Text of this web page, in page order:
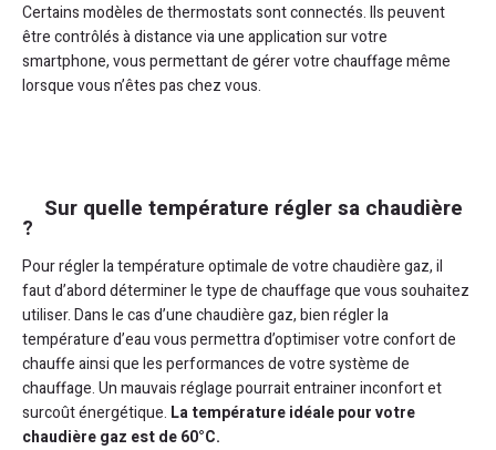
Certains modèles de thermostats sont connectés. Ils peuvent
être contrôlés à distance via une application sur votre
smartphone, vous permettant de gérer votre chauffage même
lorsque vous n’êtes pas chez vous.
Sur quelle température régler sa chaudière
?
Pour régler la température optimale de votre chaudière gaz, il
faut d’abord déterminer le type de chauffage que vous souhaitez
utiliser. Dans le cas d’une chaudière gaz, bien régler la
température d’eau vous permettra d’optimiser votre confort de
chauffe ainsi que les performances de votre système de
chauffage. Un mauvais réglage pourrait entrainer inconfort et
surcoût énergétique. La température idéale pour votre
chaudière gaz est de 60°C.